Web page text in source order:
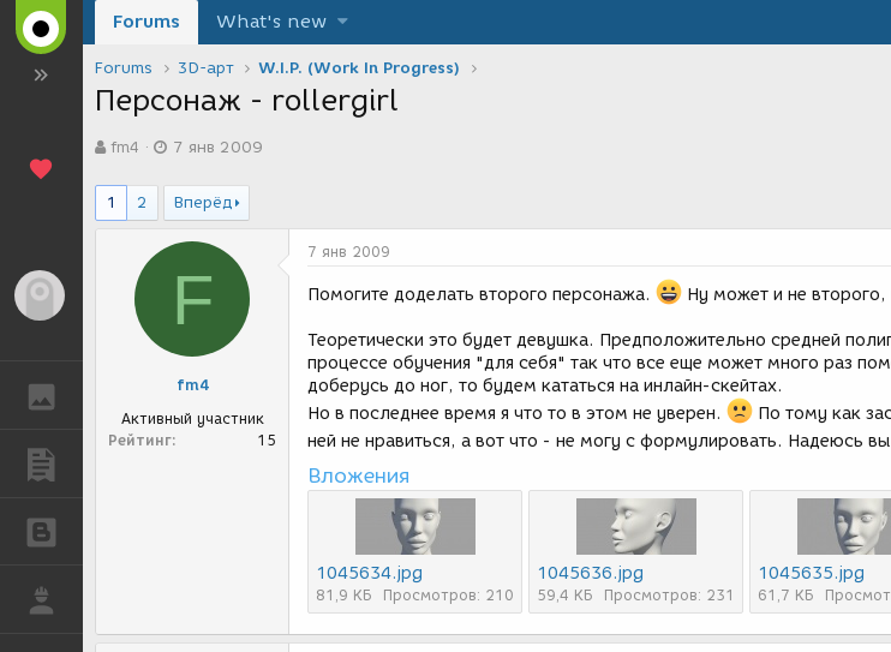
Forums What's new
Forums 3D-арт W.I.P. (Work In Progress)
Персонаж - rollergirl
в
о
р
fm4
а
а
с
о
н
и
7 янв 2009
1 2 Вперёд
F
fm4
Активный участник
Рейтинг
15
7 янв 2009
Помогите доделать второго персонажа. Ну может и не второго,
Теоретически это будет девушка. Предположительно средней
процессе обучения "для себя" так что все еще может много раз
доберусь до ног, то будем кататься на инлайн-скейтах.
Но в последнее время я что то в этом не уверен.
По тому как
ней не нравиться, а вот что - не могу с формулировать. Надеюсь
Вложения
1045634.jpg
81,9 КБ Просмотров: 210
1045636.jpg
59,4 КБ Просмотров: 231
1045635.jpg
61,7 КБ